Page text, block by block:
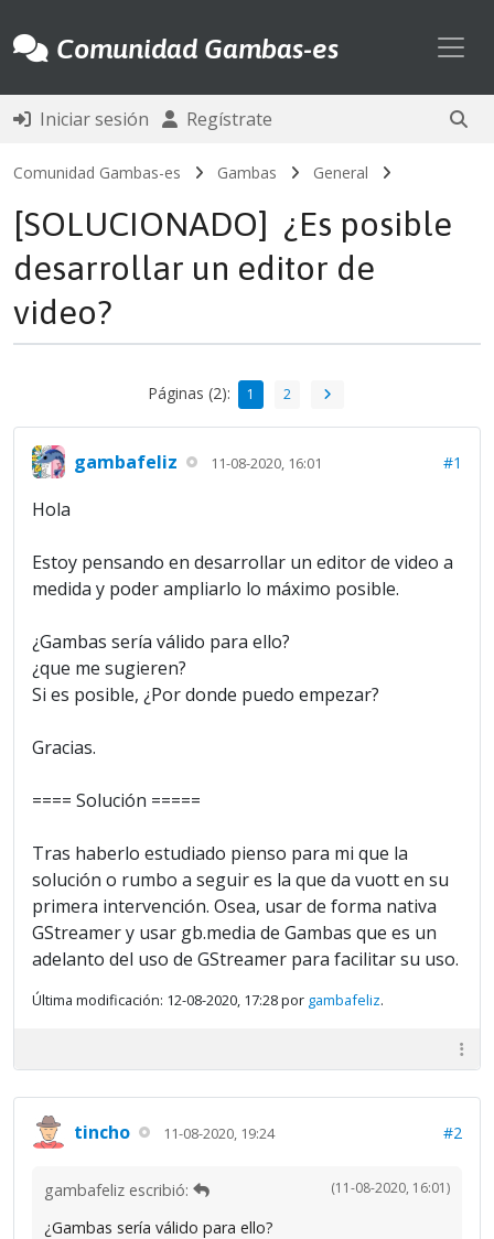
Comunidad Gambas-es
Iniciar sesión Regístrate
Comunidad Gambas-es Gambas General
[SOLUCIONADO] ¿Es posible
desarrollar un editor de
video?
Páginas (2): 1 2
gambafeliz 11-08-2020, 16:01 #1
Hola
Estoy pensando en desarrollar un editor de video a
medida y poder ampliarlo lo máximo posible.
¿Gambas sería válido para ello?
¿que me sugieren?
Si es posible, ¿Por donde puedo empezar?
Gracias.
==== Solución =====
Tras haberlo estudiado pienso para mi que la
solución o rumbo a seguir es la que da vuott en su
primera intervención. Osea, usar de forma nativa
GStreamer y usar gb.media de Gambas que es un
adelanto del uso de GStreamer para facilitar su uso.
Última modificación: 12-08-2020, 17:28 por gambafeliz.
tincho 11-08-2020, 19:24 #2
(11-08-2020, 16:01)
gambafeliz escribió:
¿Gambas sería válido para ello?